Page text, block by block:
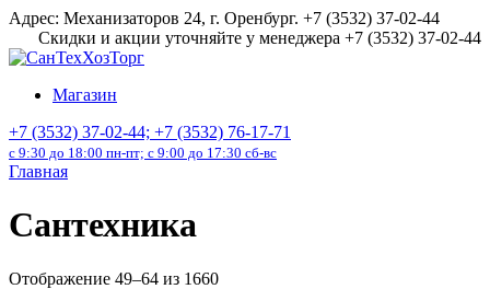
Перейти
содержанию
Адрес: Механизаторов 24, г. Оренбург. +7 (3532) 37-02-44
Скидки и акции уточняйте у менеджера +7 (3532) 37-02-44
Магазин
+7 (3532) 37-02-44; +7 (3532) 76-17-71
с 9:30 до 18:00 пн-пт; с 9:00 до 17:30 сб-вс
Главная
Сантехника
Отображение 49–64 из 1660